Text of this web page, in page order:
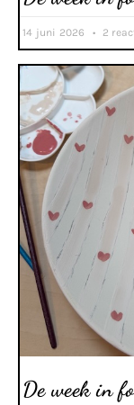
14 juni 2026 2
De week in